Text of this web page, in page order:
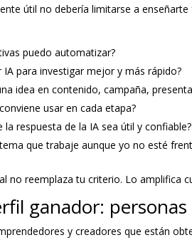
útil no debería limitarse a
puedo automatizar?
IA para investigar mejor y más rápido?
idea en contenido, campaña,
usar en cada etapa?
la respuesta de la IA sea útil y confiable?
que trabaje aunque yo no esté
no reemplaza tu criterio. Lo amplifica
ganador:
y creadores que están